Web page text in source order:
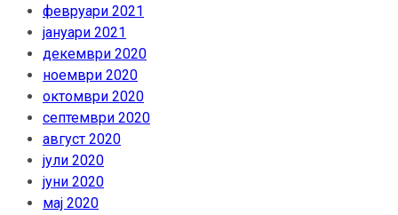
февруари 2021
јануари 2021
декември 2020
ноември 2020
октомври 2020
септември 2020
август 2020
јули 2020
јуни 2020
мај 2020